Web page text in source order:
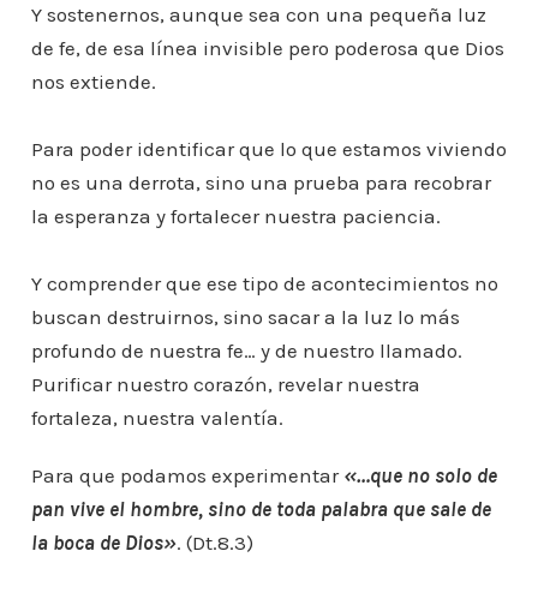
Y sostenernos, aunque sea con una pequeña luz
de fe, de esa línea invisible pero poderosa que Dios
nos extiende.
Para poder identificar que lo que estamos viviendo
no es una derrota, sino una prueba para recobrar
la esperanza y fortalecer nuestra paciencia.
Y comprender que ese tipo de acontecimientos no
buscan destruirnos, sino sacar a la luz lo más
profundo de nuestra fe… y de nuestro llamado.
Purificar nuestro corazón, revelar nuestra
fortaleza, nuestra valentía.
Para que podamos experimentar «…que no solo de
pan vive el hombre, sino de toda palabra que sale de
la boca de Dios». (Dt.8.3)